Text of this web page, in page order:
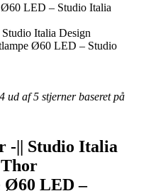
LED – Studio Italia
Italia Design
Ø60 LED – Studio
ud af 5 stjerner baseret på
-|| Studio Italia
Ø60 LED –